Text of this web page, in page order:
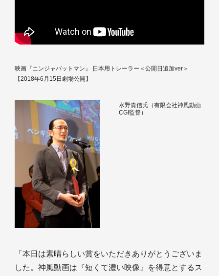
映画『ニンジャバットマン』 日本用トレーラー＜公開日追加ver＞
【2018年6月15日劇場公開】
水野貴信氏（有限会社神風動画
CGI監督）
「本日は素晴らしい賞をいただきありがとうございま
した。神風動画は『短くて濃い映像』を得意とするス